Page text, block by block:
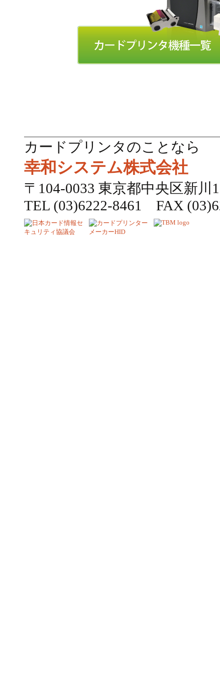
カードプリンタのことなら
幸和システム株式会社
〒104-0033 東京都中央区新川
TEL (03)6222-8461 FAX